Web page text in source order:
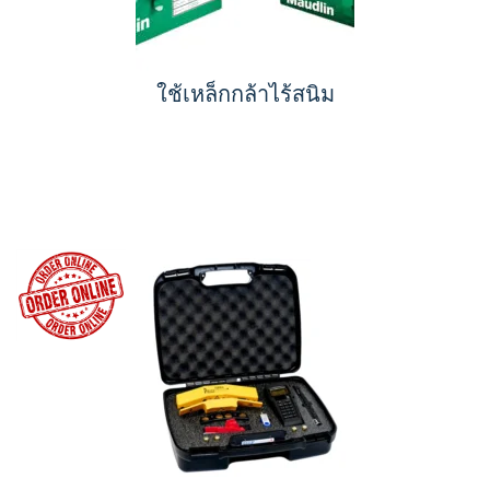
ใช้เหล็กกล้าไร้สนิม